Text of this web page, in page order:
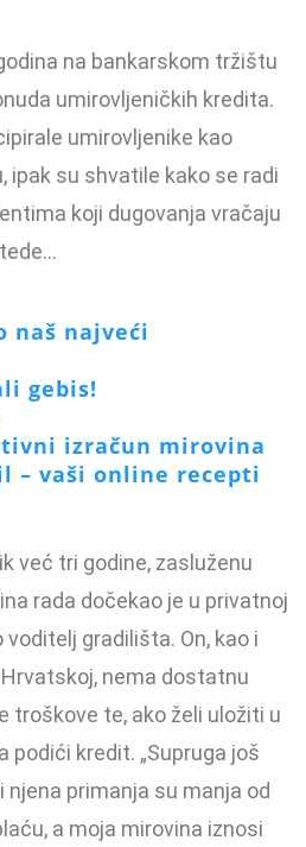
na bankarskom tržištu
umirovljeničkih kredita.
umirovljenike kao
ipak su shvatile kako se radi
koji dugovanja vračaju
naš najveći
gebis!
izračun mirovina
– vaši online recepti
već tri godine, zasluženu
rada dočekao je u privatnoj
gradilišta. On, kao i
nema dostatnu
troškove te, ako želi uložiti u
podići kredit. „Supruga još
njena primanja su manja od
a moja mirovina iznosi